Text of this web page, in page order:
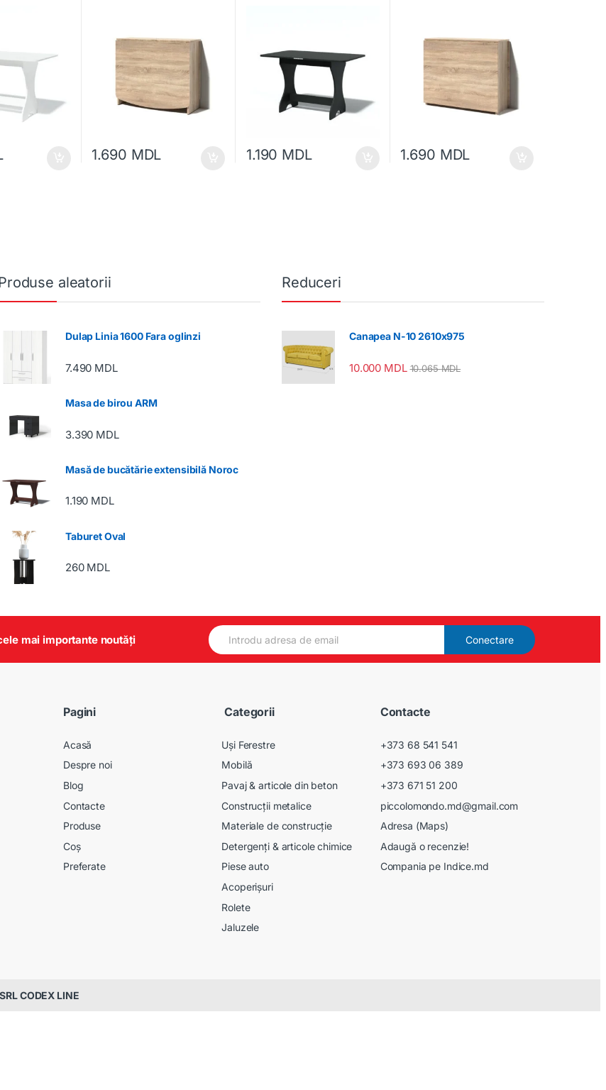
1.690 MDL 1.190 MDL 1.690 MDL
aleatorii
Dulap Linia 1600 Fara oglinzi
7.490 MDL
Masa de birou ARM
3.390 MDL
Masă de bucătărie extensibilă Noroc
1.190 MDL
Taburet Oval
260 MDL
Reduceri
Canapea N-10 2610x975
10.000 MDL 10.065MDL
mai importante noutăți
E
m
Conectare
Pagini
Acasă
Despre noi
Blog
Contacte
Produse
Coș
Preferate
Categorii
Uși Ferestre
Mobilă
Pavaj & articole din beton
Construcții metalice
Materiale de construcție
Detergenți & articole chimice
Piese auto
Acoperișuri
Rolete
Jaluzele
Contacte
+373 68 541 541
+373 693 06 389
+373 671 51 200
piccolomondo.md@gmail.com
Adresa (Maps)
Adaugă o recenzie!
Compania pe Indice.md
SRL CODEX LINE